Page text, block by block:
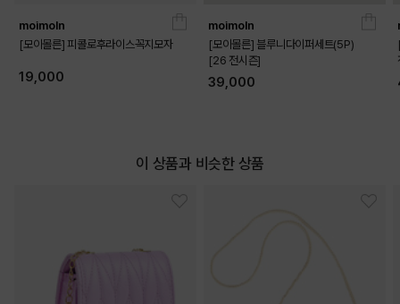
PINK
moimoln
[모이몰른] 피콜로후라이스꼭지모자
19,000
moimoln
[모이몰른] 블루니다이퍼세트(5P)
[26 전시즌]
39,000
이 상품과 비슷한 상품